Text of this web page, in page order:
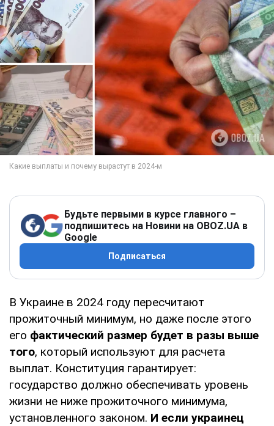
Будьте первыми в курсе главного –
подпишитесь на Новини на OBOZ.UA в
Google
Подписаться
В Украине в 2024 году пересчитают
прожиточный минимум, но даже после этого
его фактический размер будет в разы выше
того, который используют для расчета
выплат. Конституция гарантирует:
государство должно обеспечивать уровень
жизни не ниже прожиточного минимума,
установленного законом. И если украинец